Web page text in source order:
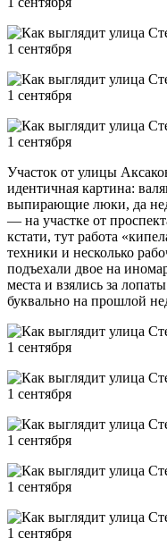
Участок от улицы
идентичная картина:
выпирающие люки, да
— на участке от
кстати, тут работа
техники и несколько
подъехали двое на
места и взялись за
буквально на прошлой